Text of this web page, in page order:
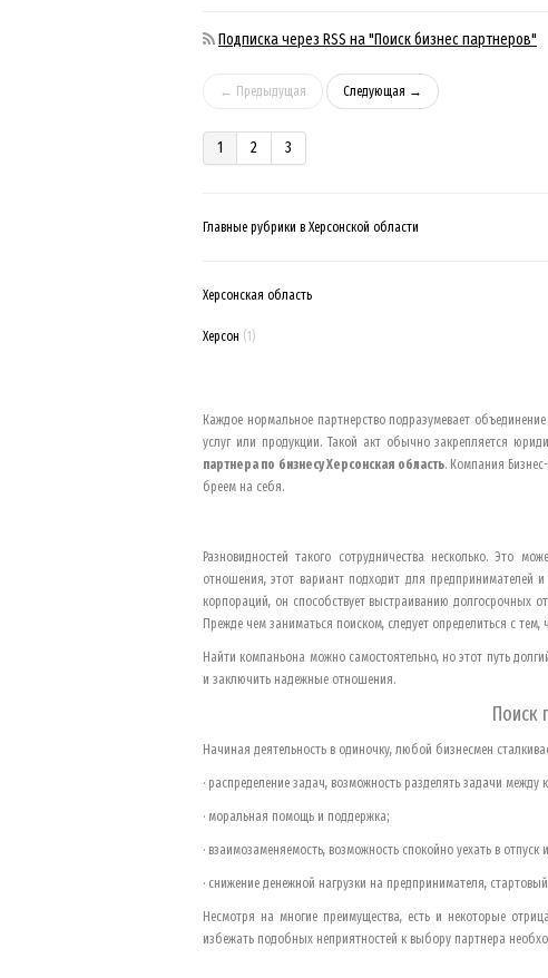
Подписка через RSS на "Поиск бизнес партнеров"
← Предыдущая Следующая →
1 2 3
Главные рубрики в Херсонской области
Херсонская область
Херсон (1)
Каждое нормальное партнерство подразумевает
услуг или продукции. Такой акт обычно закрепляется
партнера по бизнесуХерсонская область. Компания
бреем на себя.
Разновидностей такого сотрудничества несколько. Это
отношения, этот вариант подходит для предпринимателей
корпораций, он способствует выстраиванию долгосрочных
Прежде чем заниматься поиском, следует определиться с
Найти компаньона можно самостоятельно, но этот путь
и заключить надежные отношения.
Поиск
Начиная деятельность в одиночку, любой бизнесмен
· распределение задач, возможность разделять задачи между
· моральная помощь и поддержка;
· взаимозаменяемость, возможность спокойно уехать в отпуск
· снижение денежной нагрузки на предпринимателя,
Несмотря на многие преимущества, есть и некоторые
избежать подобных неприятностей к выбору партнера